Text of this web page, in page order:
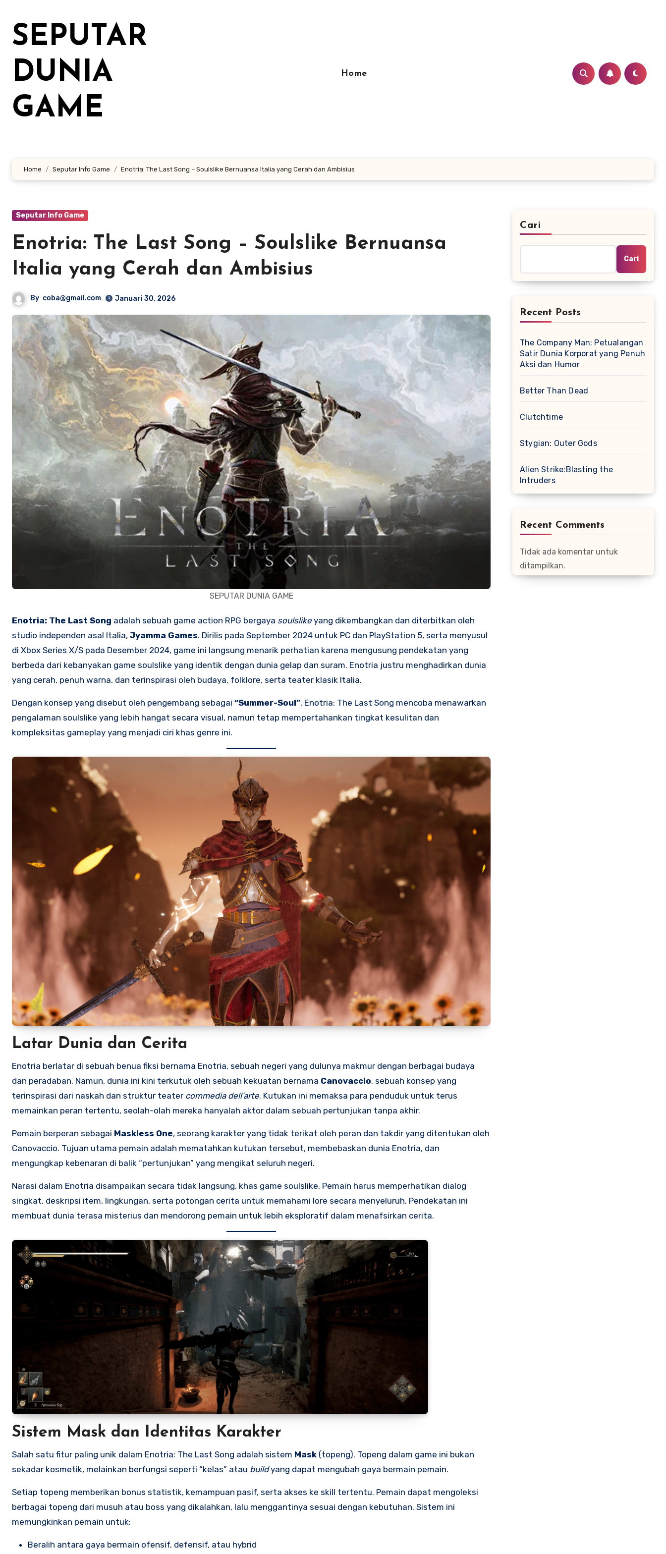
kontenSEPUTAR
DUNIA
GAME
Home
Home Seputar Info Game Enotria: The Last Song – Soulslike Bernuansa Italia yang Cerah dan Ambisius
Seputar Info Game
Enotria: The Last Song – Soulslike Bernuansa
Italia yang Cerah dan Ambisius
By coba@gmail.com Januari 30, 2026
SEPUTAR DUNIA GAME
Enotria: The Last Song adalah sebuah game action RPG bergaya soulslike yang dikembangkan dan diterbitkan oleh
studio independen asal Italia, Jyamma Games. Dirilis pada September 2024 untuk PC dan PlayStation 5, serta menyusul
di Xbox Series X/S pada Desember 2024, game ini langsung menarik perhatian karena mengusung pendekatan yang
berbeda dari kebanyakan game soulslike yang identik dengan dunia gelap dan suram. Enotria justru menghadirkan dunia
yang cerah, penuh warna, dan terinspirasi oleh budaya, folklore, serta teater klasik Italia.
Dengan konsep yang disebut oleh pengembang sebagai “Summer-Soul”, Enotria: The Last Song mencoba menawarkan
pengalaman soulslike yang lebih hangat secara visual, namun tetap mempertahankan tingkat kesulitan dan
kompleksitas gameplay yang menjadi ciri khas genre ini.
Latar Dunia dan Cerita
Enotria berlatar di sebuah benua fiksi bernama Enotria, sebuah negeri yang dulunya makmur dengan berbagai budaya
dan peradaban. Namun, dunia ini kini terkutuk oleh sebuah kekuatan bernama Canovaccio, sebuah konsep yang
terinspirasi dari naskah dan struktur teater commedia dell’arte. Kutukan ini memaksa para penduduk untuk terus
memainkan peran tertentu, seolah-olah mereka hanyalah aktor dalam sebuah pertunjukan tanpa akhir.
Pemain berperan sebagai Maskless One, seorang karakter yang tidak terikat oleh peran dan takdir yang ditentukan oleh
Canovaccio. Tujuan utama pemain adalah mematahkan kutukan tersebut, membebaskan dunia Enotria, dan
mengungkap kebenaran di balik “pertunjukan” yang mengikat seluruh negeri.
Narasi dalam Enotria disampaikan secara tidak langsung, khas game soulslike. Pemain harus memperhatikan dialog
singkat, deskripsi item, lingkungan, serta potongan cerita untuk memahami lore secara menyeluruh. Pendekatan ini
membuat dunia terasa misterius dan mendorong pemain untuk lebih eksploratif dalam menafsirkan cerita.
Sistem Mask dan Identitas Karakter
Salah satu fitur paling unik dalam Enotria: The Last Song adalah sistem Mask (topeng). Topeng dalam game ini bukan
sekadar kosmetik, melainkan berfungsi seperti “kelas” atau buildyang dapat mengubah gaya bermain pemain.
Setiap topeng memberikan bonus statistik, kemampuan pasif, serta akses ke skill tertentu. Pemain dapat mengoleksi
berbagai topeng dari musuh atau boss yang dikalahkan, lalu menggantinya sesuai dengan kebutuhan. Sistem ini
memungkinkan pemain untuk:
Beralih antara gaya bermain ofensif, defensif, atau hybrid
Cari
Cari
Recent Posts
The Company Man: Petualangan
Satir Dunia Korporat yang Penuh
Aksi dan Humor
Better Than Dead
Clutchtime
Stygian: Outer Gods
Alien Strike:Blasting the
Intruders
Recent Comments
Tidak ada komentar untuk
ditampilkan.